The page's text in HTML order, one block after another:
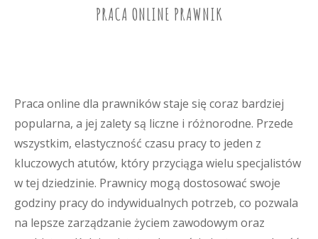
PRACA ONLINE PRAWNIK
Praca online dla prawników staje się coraz bardziej
popularna, a jej zalety są liczne i różnorodne. Przede
wszystkim, elastyczność czasu pracy to jeden z
kluczowych atutów, który przyciąga wielu specjalistów
w tej dziedzinie. Prawnicy mogą dostosować swoje
godziny pracy do indywidualnych potrzeb, co pozwala
na lepsze zarządzanie życiem zawodowym oraz